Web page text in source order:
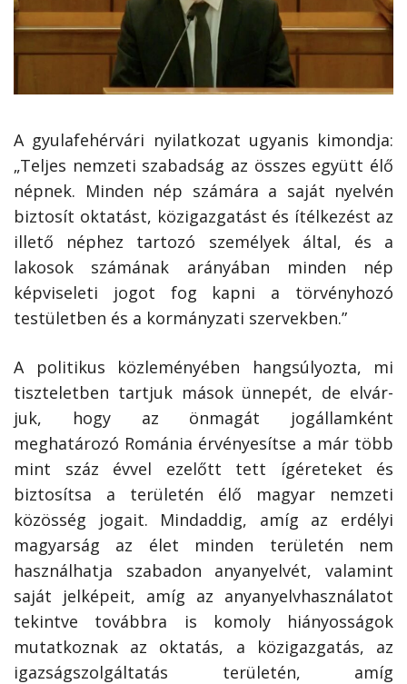
A gyulafehérvári nyilatkozat ugyanis kimondja:
„Teljes nemzeti szabadság az összes együtt élő
népnek. Minden nép számára a saját nyelvén
biztosít oktatást, közigazgatást és ítélkezést az
illető néphez tartozó személyek által, és a
lakosok számának arányában minden nép
képviseleti jogot fog kapni a törvényhozó
testületben és a kormányzati szervekben.”
A politikus közleményében hangsúlyozta, mi
tiszteletben tartjuk mások ünnepét, de elvár­
juk, hogy az önmagát jogállamként
meghatározó Románia érvényesítse a már több
mint száz évvel ezelőtt tett ígéreteket és
biztosítsa a területén élő magyar nemzeti
közösség jogait. Mindaddig, amíg az erdélyi
magyarság az élet minden területén nem
használhatja szabadon anyanyelvét, valamint
saját jelképeit, amíg az anyanyelvhasználatot
tekintve továbbra is komoly hiányosságok
mutatkoznak az oktatás, a közigazgatás, az
igazságszolgáltatás területén, amíg